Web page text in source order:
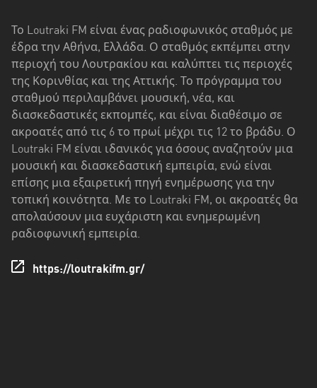
Ήπειρος
Θεσσαλία
Ιόνια
νησιά
Κεντρική
Μακεδονία
Κρήτη
Νότιο
Πελοπόννησος
Το Loutraki FM είναι ένας ραδιοφωνικός σταθμός με
έδρα την Αθήνα, Ελλάδα. Ο σταθμός εκπέμπει στην
περιοχή του Λουτρακίου και καλύπτει τις περιοχές
της Κορινθίας και της Αττικής. Το πρόγραμμα του
σταθμού περιλαμβάνει μουσική, νέα, και
διασκεδαστικές εκπομπές, και είναι διαθέσιμο σε
ακροατές από τις 6 το πρωί μέχρι τις 12 το βράδυ. Ο
Loutraki FM είναι ιδανικός για όσους αναζητούν μια
μουσική και διασκεδαστική εμπειρία, ενώ είναι
επίσης μια εξαιρετική πηγή ενημέρωσης για την
τοπική κοινότητα. Με το Loutraki FM, οι ακροατές θα
απολαύσουν μια ευχάριστη και ενημερωμένη
ραδιοφωνική εμπειρία.
https://loutrakifm.gr/